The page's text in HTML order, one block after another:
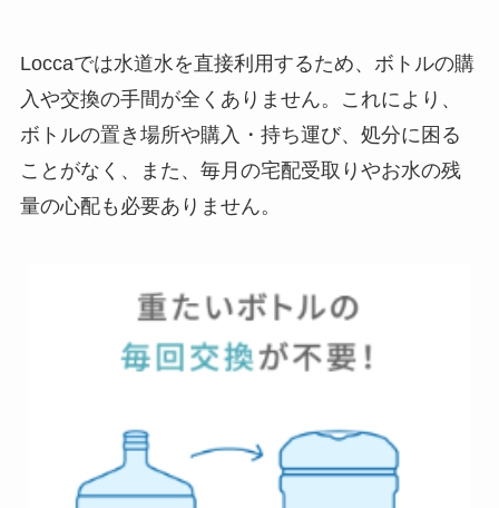
Loccaでは水道水を直接利用するため、ボトルの購
入や交換の手間が全くありません。これにより、
ボトルの置き場所や購入・持ち運び、処分に困る
ことがなく、また、毎月の宅配受取りやお水の残
量の心配も必要ありません。